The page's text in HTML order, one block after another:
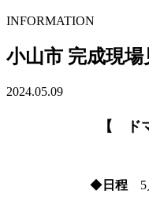
INFORMATION
小山市 完成現場
2024.05.09
【 ド
◆ 日程 5